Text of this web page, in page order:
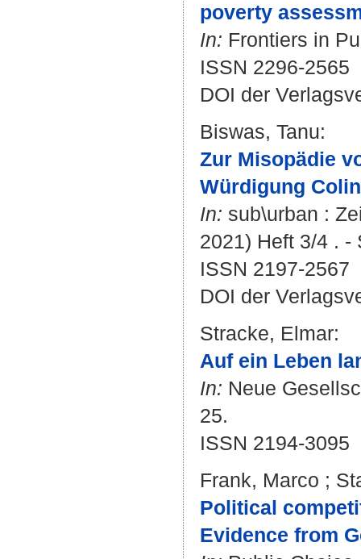
poverty
In: Frontiers in
ISSN 2296-2565
DOI der
Biswas, Tanu:
Zur Misopädie
Würdigung
In: sub\urban :
2021) Heft 3/4 . -
ISSN 2197-2567
DOI der
Stracke, Elmar:
Auf ein Leben
In: Neue
25.
ISSN 2194-3095
Frank, Marco ;
Political
Evidence from